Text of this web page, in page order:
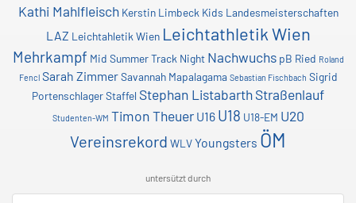
Kathi Mahlfleisch Kerstin Limbeck Kids Landesmeisterschaften
LAZ Leichtahletik Wien Leichtathletik Wien
Mehrkampf Mid Summer Track Night Nachwuchs pB Ried Roland
Fencl Sarah Zimmer Savannah Mapalagama Sebastian Fischbach Sigrid
PortenschlagerStaffel Stephan ListabarthStraßenlauf
Studenten-WM Timon Theuer U16 U18 U18-EM U20
Vereinsrekord WLVYoungsters ÖM
untersützt durch